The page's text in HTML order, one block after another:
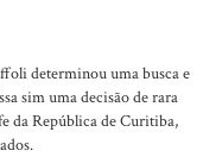
determinou uma busca e
sim uma decisão de rara
da República de Curitiba,